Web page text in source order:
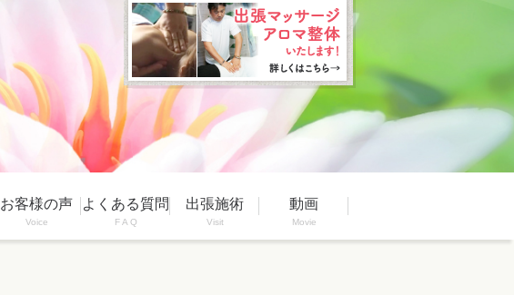
お客様の声
Voice
よくある質問
F A Q
出張施術
Visit
動画
Movie